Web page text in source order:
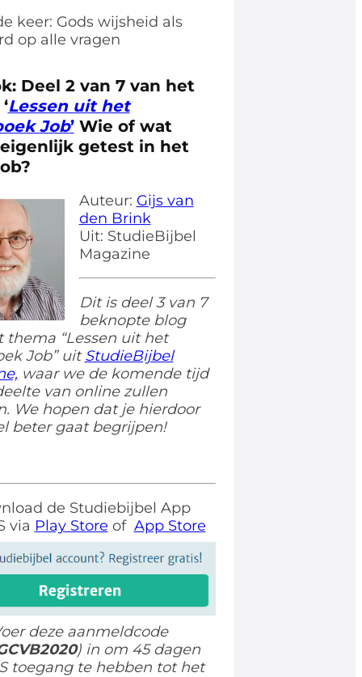
keer: Gods wijsheid als
op alle vragen
Deel 2 van 7 van het
Lessen uit het
Job’Wie of wat
getest in het
Auteur: Gijs van
den Brink
Uit: StudieBijbel
Magazine
Dit is deel 3 van 7
beknopte blog
thema “Lessen uit het
Job” uitStudieBijbel
waar we de komende tijd
van online zullen
We hopen dat je hierdoor
beter gaat begrijpen!
de Studiebijbel App
via Play Store of App Store
deze aanmeldcode
) in om 45 dagen
toegang te hebben tot het